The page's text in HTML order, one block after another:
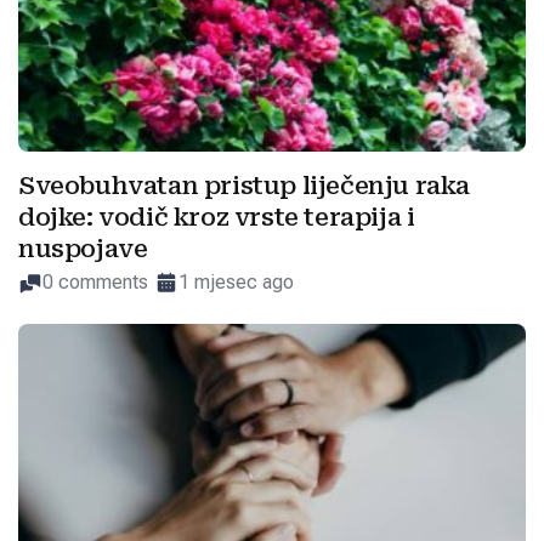
Sveobuhvatan pristup liječenju raka
dojke: vodič kroz vrste terapija i
nuspojave
0 comments 1 mjesec ago